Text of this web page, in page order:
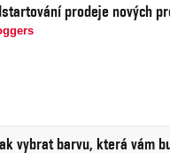
prodeje nových
vybrat barvu, která vám